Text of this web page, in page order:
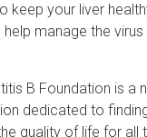
keep your liver
manage the virus
B Foundation is a
dedicated to
quality of life for all